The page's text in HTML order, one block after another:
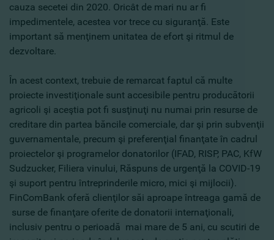
cauza secetei din 2020. Oricât de mari nu ar fi
impedimentele, acestea vor trece cu siguranţă. Este
important să menţinem unitatea de efort şi ritmul de
dezvoltare.
În acest context, trebuie de remarcat faptul că multe
proiecte investiţionale sunt accesibile pentru producătorii
agricoli şi aceştia pot fi susţinuţi nu numai prin resurse de
creditare din partea băncile comerciale, dar şi prin subvenţii
guvernamentale, precum şi preferenţial finanţate în cadrul
proiectelor şi programelor donatorilor (IFAD, RISP, PAC, KfW
Sudzucker, Filiera vinului, Răspuns de urgenţă la COVID-19
şi suport pentru întreprinderile micro, mici şi mijlocii).
FinComBank oferă clienţilor săi aproape întreaga gamă de
surse de finanţare oferite de donatorii internaţionali,
inclusiv pentru o perioadă mai mare de 5 ani, cu scutiri de